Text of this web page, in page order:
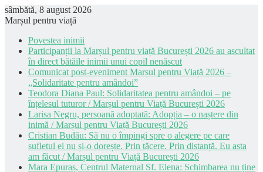
sâmbătă, 8 august 2026
Marșul pentru viață
Povestea inimii
Participanții la Marșul pentru viață București 2026 au ascultat
în direct bătăile inimii unui copil nenăscut
Comunicat post-eveniment Marșul pentru Viață 2026 –
„Solidaritate pentru amândoi”
Teodora Diana Paul: Solidaritatea pentru amândoi – pe
înțelesul tuturor / Marșul pentru Viață București 2026
Larisa Negru, persoană adoptată: Adopția – o naștere din
inimă / Marșul pentru Viață București 2026
Cristian Budău: Să nu o împingi spre o alegere pe care
sufletul ei nu și-o dorește. Prin tăcere. Prin distanță. Eu asta
am făcut / Marșul pentru Viață București 2026
Mara Epuraș, Centrul Maternal Sf. Elena: Schimbarea nu ține